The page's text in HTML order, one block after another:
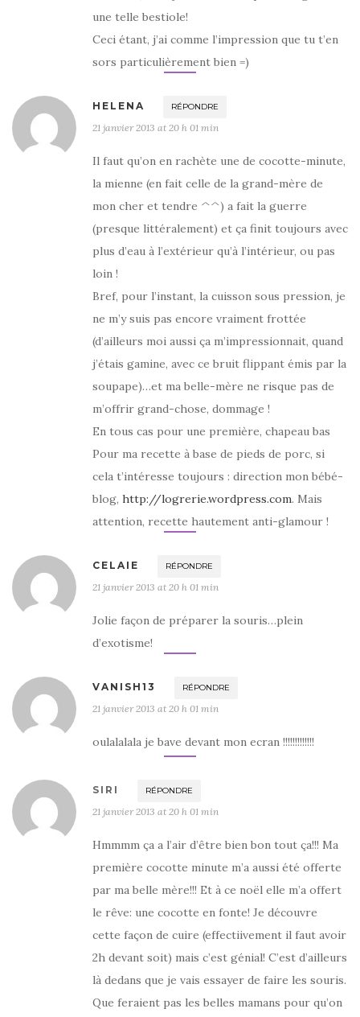
une telle bestiole!
Ceci étant, j’ai comme l’impression que tu t’en
sors particulièrement bien =)
HELENA RÉPONDRE
21 janvier 2013 at 20 h 01 min
Il faut qu’on en rachète une de cocotte-minute,
la mienne (en fait celle de la grand-mère de
mon cher et tendre ^^) a fait la guerre
(presque littéralement) et ça finit toujours avec
plus d’eau à l’extérieur qu’à l’intérieur, ou pas
loin !
Bref, pour l’instant, la cuisson sous pression, je
ne m’y suis pas encore vraiment frottée
(d’ailleurs moi aussi ça m’impressionnait, quand
j’étais gamine, avec ce bruit flippant émis par la
soupape)…et ma belle-mère ne risque pas de
m’offrir grand-chose, dommage !
En tous cas pour une première, chapeau bas
Pour ma recette à base de pieds de porc, si
cela t’intéresse toujours : direction mon bébé-
blog, http://logrerie.wordpress.com. Mais
attention, recette hautement anti-glamour !
CELAIE RÉPONDRE
21 janvier 2013 at 20 h 01 min
Jolie façon de préparer la souris…plein
d’exotisme!
VANISH13 RÉPONDRE
21 janvier 2013 at 20 h 01 min
oulalalala je bave devant mon ecran !!!!!!!!!!!!!
SIRI RÉPONDRE
21 janvier 2013 at 20 h 01 min
Hmmmm ça a l’air d’être bien bon tout ça!!! Ma
première cocotte minute m’a aussi été offerte
par ma belle mère!!! Et à ce noël elle m’a offert
le rêve: une cocotte en fonte! Je découvre
cette façon de cuire (effectiivement il faut avoir
2h devant soit) mais c’est génial! C’est d’ailleurs
là dedans que je vais essayer de faire les souris.
Que feraient pas les belles mamans pour qu’on